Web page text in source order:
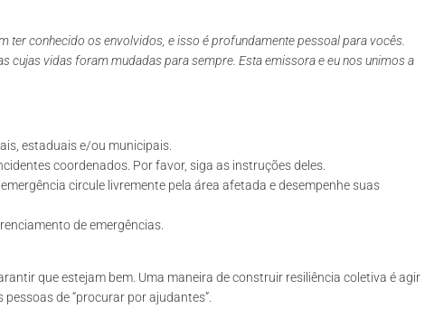
ter conhecido os envolvidos, e isso é profundamente pessoal para vocês.
vidas foram mudadas para sempre. Esta emissora e eu nos unimos a
estaduais e/ou municipais.
coordenados. Por favor, siga as instruções deles.
circule livremente pela área afetada e desempenhe suas
de emergências.
que estejam bem. Uma maneira de construir resiliência coletiva é agir
de “procurar por ajudantes”.